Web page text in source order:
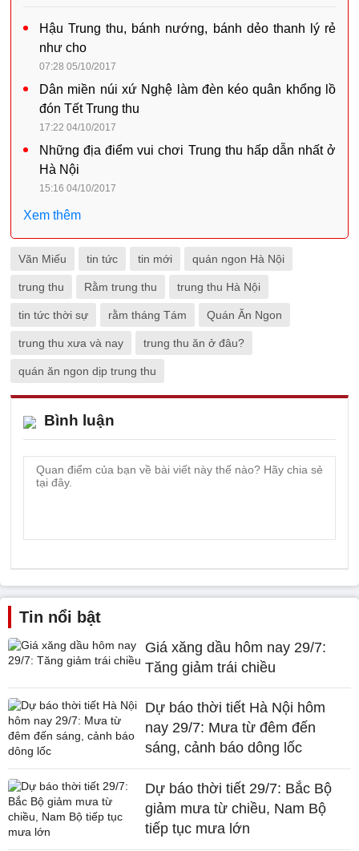
Hậu Trung thu, bánh nướng, bánh dẻo thanh lý rẻ
như cho
07:28 05/10/2017
Dân miền núi xứ Nghệ làm đèn kéo quân khổng lồ
đón Tết Trung thu
17:22 04/10/2017
Những địa điểm vui chơi Trung thu hấp dẫn nhất ở
Hà Nội
15:16 04/10/2017
Xem thêm
Văn Miếu tin tức tin mới quán ngon Hà Nội
trung thu Rằm trung thu trung thu Hà Nội
tin tức thời sự rằm tháng Tám Quán Ăn Ngon
trung thu xưa và nay trung thu ăn ở đâu?
quán ăn ngon dịp trung thu
Bình luận
Tin nổi bật
Giá xăng dầu hôm nay 29/7:
Tăng giảm trái chiều
Dự báo thời tiết Hà Nội hôm
nay 29/7: Mưa từ đêm đến
sáng, cảnh báo dông lốc
Dự báo thời tiết 29/7: Bắc Bộ
giảm mưa từ chiều, Nam Bộ
tiếp tục mưa lớn